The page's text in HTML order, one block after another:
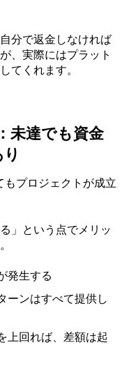
分で返金しなければ
、実際にはプラット
てくれます。
未達でも資金
プロジェクトが成立
」という点でメリッ
発生する
ーンはすべて提供し
上回れば、差額は起